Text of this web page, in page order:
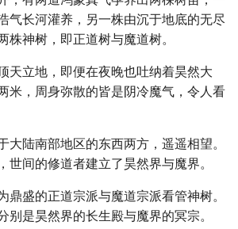
气长河灌养，另一株由沉于地底的无尽
株神树，即正道树与魔道树。
天立地，即便在夜晚也吐纳着昊然大
米，周身弥散的皆是阴冷魔气，令人看
大陆南部地区的东西两方，遥遥相望。
世间的修道者建立了昊然界与魔界。
鼎盛的正道宗派与魔道宗派看管神树。
别是昊然界的长生殿与魔界的冥宗。